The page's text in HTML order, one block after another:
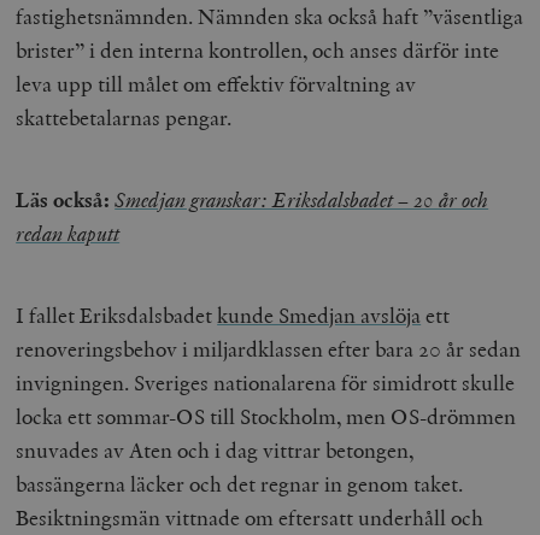
fastighetsnämnden. Nämnden ska också haft ”väsentliga
brister” i den interna kontrollen, och anses därför inte
leva upp till målet om effektiv förvaltning av
skattebetalarnas pengar.
Läs också:Smedjan granskar: Eriksdalsbadet – 20 år och
redan kaputt
I fallet Eriksdalsbadetkunde Smedjan avslöja ett
renoveringsbehov i miljardklassen efter bara 20 år sedan
invigningen. Sveriges nationalarena för simidrott skulle
locka ett sommar-OS till Stockholm, men OS-drömmen
snuvades av Aten och i dag vittrar betongen,
bassängerna läcker och det regnar in genom taket.
Besiktningsmän vittnade om eftersatt underhåll och